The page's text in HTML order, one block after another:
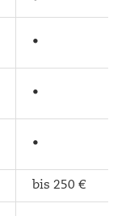
•
•
•
bis 250 €